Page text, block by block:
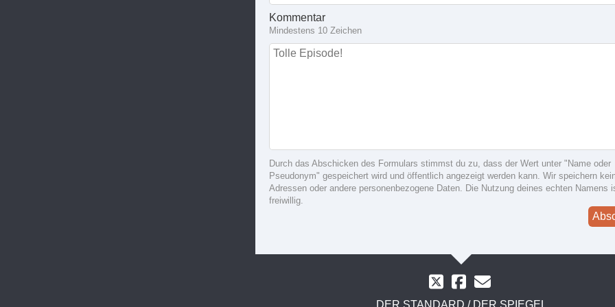
Kommentar
Mindestens 10 Zeichen
Durch das Abschicken des Formulars stimmst du zu, dass der Wert unter "Name oder
Pseudonym" gespeichert wird und öffentlich angezeigt werden kann. Wir speichern
Adressen oder andere personenbezogene Daten. Die Nutzung deines echten Namens
freiwillig.
DER STANDARD / DER SPIEGEL